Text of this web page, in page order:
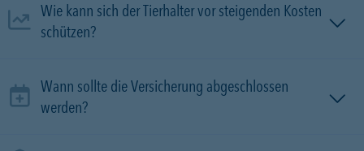
Wie kann sich der Tierhalter vor steigenden Kosten
schützen?
Wann sollte die Versicherung abgeschlossen
werden?